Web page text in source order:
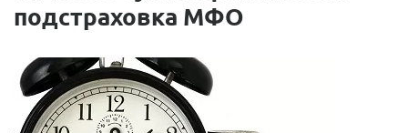
подстраховка МФО